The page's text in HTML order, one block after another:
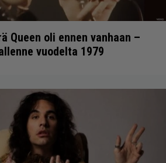
Queen oli ennen vanhaan –
vuodelta 1979